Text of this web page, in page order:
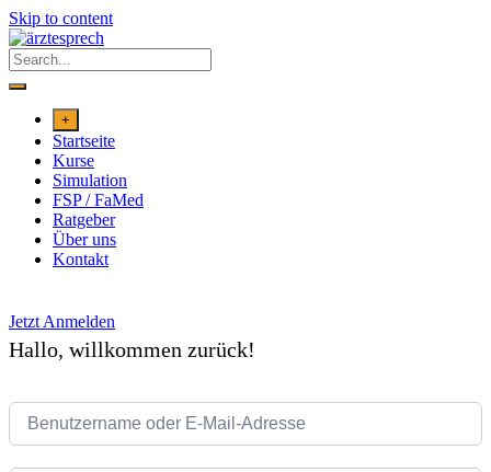
Skip to content
+
Startseite
Kurse
Simulation
FSP / FaMed
Ratgeber
Über uns
Kontakt
Jetzt Anmelden
Hallo, willkommen zurück!